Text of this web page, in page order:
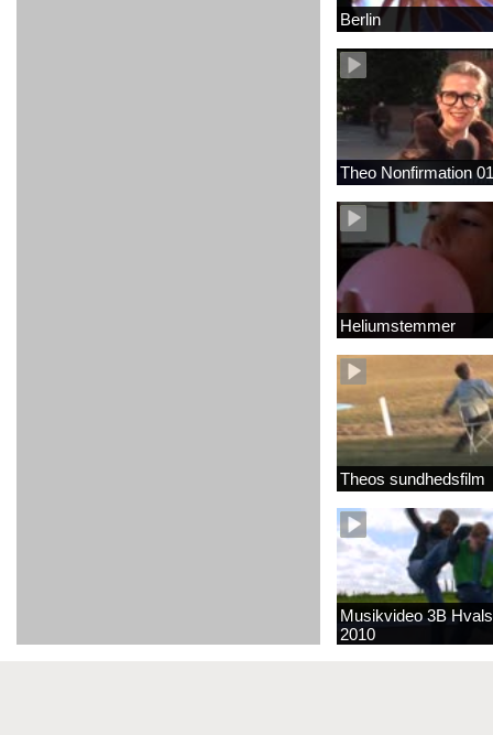
Berlin
Theo Nonfirmation 01
Heliumstemmer
Theos sundhedsfilm
Musikvideo 3B
2010